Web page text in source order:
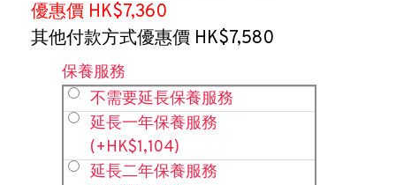
優惠價 HK$7,360
其他付款方式優惠價 HK$7,580
保養服務
不需要延長保養服務
延長一年保養服務
(+HK$1,104)
延長二年保養服務